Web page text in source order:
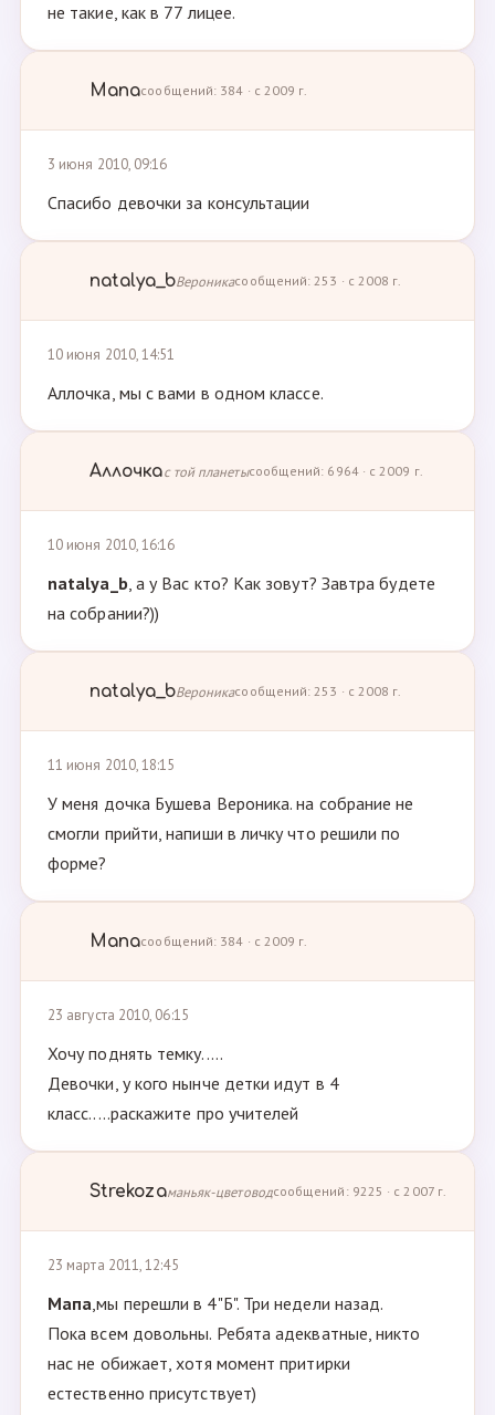
не такие, как в 77 лицее.
Мапасообщений: 384 · с 2009 г.
3 июня 2010, 09:16
Спасибо девочки за консультации
natalya_bВероникасообщений: 253 · с 2008 г.
10 июня 2010, 14:51
Аллочка, мы с вами в одном классе.
Аллочкас той планетысообщений: 6964 · с 2009 г.
10 июня 2010, 16:16
natalya_b, а у Вас кто? Как зовут? Завтра будете
на собрании?))
natalya_bВероникасообщений: 253 · с 2008 г.
11 июня 2010, 18:15
У меня дочка Бушева Вероника. на собрание не
смогли прийти, напиши в личку что решили по
форме?
Мапасообщений: 384 · с 2009 г.
23 августа 2010, 06:15
Хочу поднять темку.....
Девочки, у кого нынче детки идут в 4
класс.....раскажите про учителей
Strekozaманьяк-цветоводсообщений: 9225 · с 2007 г.
23 марта 2011, 12:45
Мапа,мы перешли в 4"Б". Три недели назад.
Пока всем довольны. Ребята адекватные, никто
нас не обижает, хотя момент притирки
естественно присутствует)